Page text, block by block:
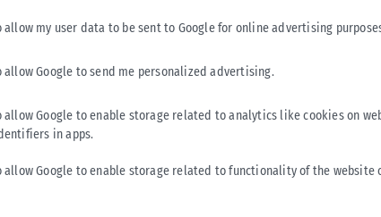
allow my user data to be sent to Google for online advertising
allow Google to send me personalized advertising.
allow Google to enable storage related to analytics like cookies on
in apps.
allow Google to enable storage related to functionality of the website
που του έμαθε ότι υπάρχει μόνο μία μορφή επιτυχίας.
αλλά καθοδηγεί ελάχιστα. Απέτυχε μια αγορά που
σε πακέτα των τριών ωρών.
Να σπουδάσουν αν το θέλουν. Να μάθουν μια
ότι πρόδωσαν το σόι. Οι Πανελλαδικές είναι
πιο ατίθαση. Και πολύ πιο γενναιόδωρη από ένα